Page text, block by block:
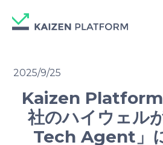
2025/9/25
Kaizen Platform
社のハイウェル
Tech Agent」